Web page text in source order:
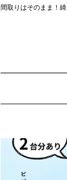
間取りはそのまま！